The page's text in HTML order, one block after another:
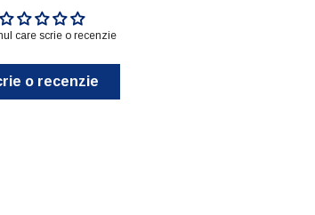
care scrie o recenzie
o recenzie